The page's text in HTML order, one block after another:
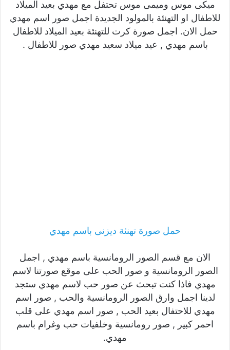
ميكى موس وميمى موس تحتفل مع مهدي بعيد الميلاد
للاطفال او التهنئة بالمولود الجديدة اجمل صور اسم مهدي
حمل الان. اجمل صورة كرت للتهنئة بعيد الميلاد للاطفال
باسم مهدي , عيد ميلاد سعيد مهدي صور للاطفال .
حمل صورة تهنئة ديزنى باسم مهدي
الان مع قسم الصور الرومانسية باسم مهدي , اجمل
الصور الرومانسية و صور الحب على موقع صورتنا لاسم
مهدي فاذا كنت تبحث عن صور حب لاسم مهدي ستجد
لدينا اجمل وارق الصور الرومانسية والحب , صور اسم
مهدي للاحتفال بعيد الحب , صور اسم مهدي على قلب
احمر كبير , صور رومانسية وخلفيات حب وغرام باسم
مهدي.